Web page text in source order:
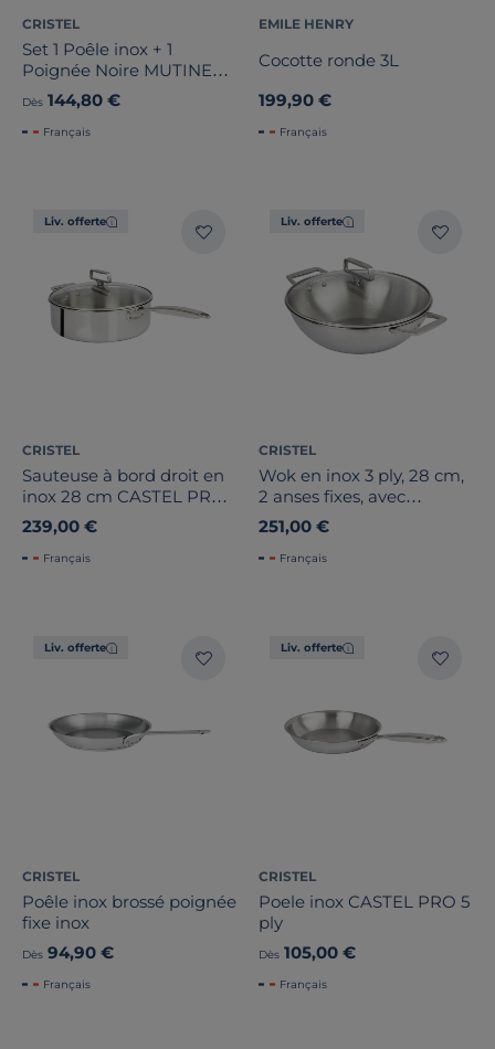
CRISTEL
Set 1 Poêle inox + 1
Poignée Noire MUTINE
amovible
Dès 144,80 €
Français
EMILE HENRY
Cocotte ronde 3L
199,90 €
Français
Liv. offerte
CRISTEL
Sauteuse à bord droit en
inox 28 cm CASTEL PRO
5 ply avec couvercle en
verre
239,00 €
Français
Liv. offerte
CRISTEL
Wok en inox 3 ply, 28 cm,
2 anses fixes, avec
couvercle en verre
CASTEL PRO
251,00 €
Français
Liv. offerte
CRISTEL
Poêle inox brossé poignée
fixe inox
Dès 94,90 €
Français
Liv. offerte
CRISTEL
Poele inox CASTEL PRO 5
ply
Dès 105,00 €
Français